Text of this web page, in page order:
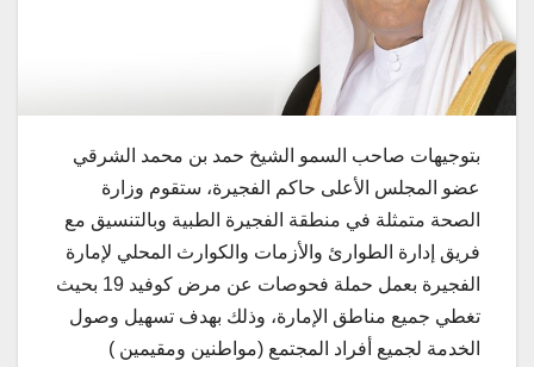
بتوجيهات صاحب السمو الشيخ حمد بن محمد الشرقي
عضو المجلس الأعلى حاكم الفجيرة، ستقوم وزارة
الصحة متمثلة في منطقة الفجيرة الطبية وبالتنسيق مع
فريق إدارة الطوارئ والأزمات والكوارث المحلي لإمارة
الفجيرة بعمل حملة فحوصات عن مرض كوفيد 19 بحيث
تغطي جميع مناطق الإمارة، وذلك بهدف تسهيل وصول
الخدمة لجميع أفراد المجتمع (مواطنين ومقيمين )